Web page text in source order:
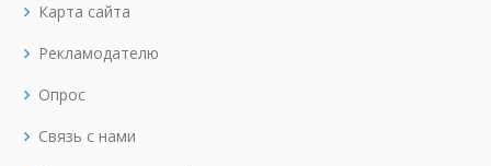
Карта сайта
Рекламодателю
Опрос
Связь с нами